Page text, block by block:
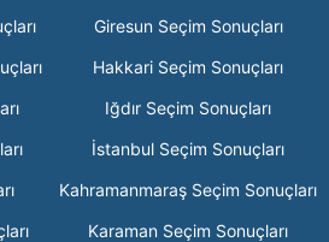
Giresun Seçim Sonuçları
Hakkari Seçim Sonuçları
Iğdır Seçim Sonuçları
İstanbul Seçim Sonuçları
Kahramanmaraş Seçim Sonuçları
Karaman Seçim Sonuçları